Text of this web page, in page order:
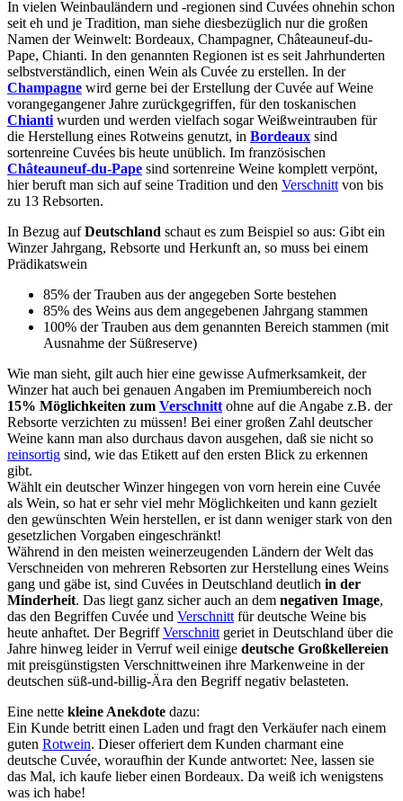
In vielen Weinbauländern und -regionen sind Cuvées ohnehin schon
seit eh und je Tradition, man siehe diesbezüglich nur die großen
Namen der Weinwelt: Bordeaux, Champagner, Châteauneuf-du-
Pape, Chianti. In den genannten Regionen ist es seit Jahrhunderten
selbstverständlich, einen Wein als Cuvée zu erstellen. In der
Champagne wird gerne bei der Erstellung der Cuvée auf Weine
vorangegangener Jahre zurückgegriffen, für den toskanischen
Chianti wurden und werden vielfach sogar Weißweintrauben für
die Herstellung eines Rotweins genutzt, in Bordeaux sind
sortenreine Cuvées bis heute unüblich. Im französischen
Châteauneuf-du-Pape sind sortenreine Weine komplett verpönt,
hier beruft man sich auf seine Tradition und den Verschnitt von bis
zu 13 Rebsorten.
In Bezug aufDeutschland schaut es zum Beispiel so aus: Gibt ein
Winzer Jahrgang, Rebsorte und Herkunft an, so muss bei einem
Prädikatswein
85% der Trauben aus der angegeben Sorte bestehen
85% des Weins aus dem angegebenen Jahrgang stammen
100% der Trauben aus dem genannten Bereich stammen (mit
Ausnahme der Süßreserve)
Wie man sieht, gilt auch hier eine gewisse Aufmerksamkeit, der
Winzer hat auch bei genauen Angaben im Premiumbereich noch
15% Möglichkeiten zum Verschnitt ohne auf die Angabe z.B. der
Rebsorte verzichten zu müssen! Bei einer großen Zahl deutscher
Weine kann man also durchaus davon ausgehen, daß sie nicht so
reinsortig sind, wie das Etikett auf den ersten Blick zu erkennen
gibt.
Wählt ein deutscher Winzer hingegen von vorn herein eine Cuvée
als Wein, so hat er sehr viel mehr Möglichkeiten und kann gezielt
den gewünschten Wein herstellen, er ist dann weniger stark von den
gesetzlichen Vorgaben eingeschränkt!
Während in den meisten weinerzeugenden Ländern der Welt das
Verschneiden von mehreren Rebsorten zur Herstellung eines Weins
gang und gäbe ist, sind Cuvées in Deutschland deutlich in der
Minderheit. Das liegt ganz sicher auch an dem negativen Image,
das den Begriffen Cuvée und Verschnitt für deutsche Weine bis
heute anhaftet. Der BegriffVerschnitt geriet in Deutschland über die
Jahre hinweg leider in Verruf weil einige deutsche Großkellereien
mit preisgünstigsten Verschnittweinen ihre Markenweine in der
deutschen süß-und-billig-Ära den Begriff negativ belasteten.
Eine nette kleine Anekdote dazu:
Ein Kunde betritt einen Laden und fragt den Verkäufer nach einem
guten Rotwein. Dieser offeriert dem Kunden charmant eine
deutsche Cuvée, woraufhin der Kunde antwortet: Nee, lassen sie
das Mal, ich kaufe lieber einen Bordeaux. Da weiß ich wenigstens
was ich habe!